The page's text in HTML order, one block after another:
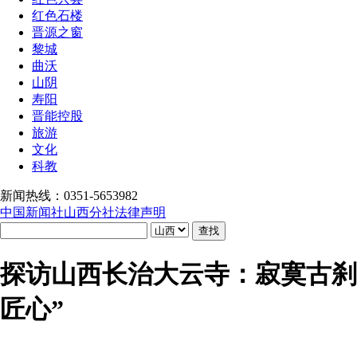
红色石楼
晋源之窗
黎城
曲沃
山阴
寿阳
晋能控股
旅游
文化
科教
新闻热线：0351-5653982
中国新闻社山西分社法律声明
探访山西长治大云寺：寂寞古
匠心”